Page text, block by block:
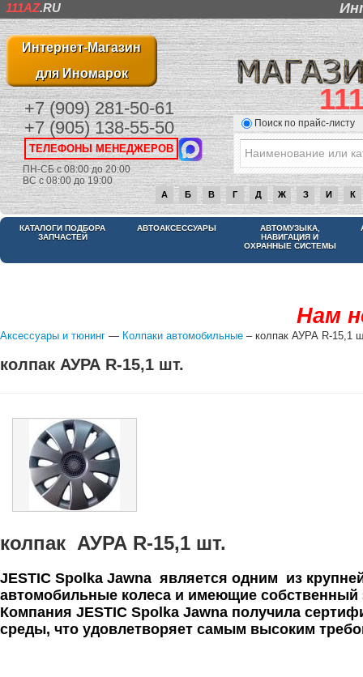
111AZ.RU
Интернет-Магазин
для Иномарок
+7 (909) 281-50-61
+7 (905) 138-55-50
ТЕЛЕФОНЫ МЕНЕДЖЕРОВ
ПН-СБ с 08:00 до 20:00
ВС с 08:00 до 19:00
Поиск по прайс-листу
А Б В Г Д Ж З И К
КАТАЛОГИ ПОДБОРА
ЗАПЧАСТЕЙ
АВТОАКСЕССУАРЫ
АВТОМУЗЫКА,
НАВИГАЦИЯ И
ОХРАННЫЕ СИСТЕМЫ
Нам
Аксессуары и тюнинг — Колпаки автомобильные – колпак АУРА R-15,1
колпак АУРА R-15,1 шт.
колпак АУРА R-15,1 шт.
JESTIC Spolka Jawna является одним из
автомобильные колеса и имеющие собственный
Компания JESTIC Spolka Jawna получила
среды, что удовлетворяет самым высоким